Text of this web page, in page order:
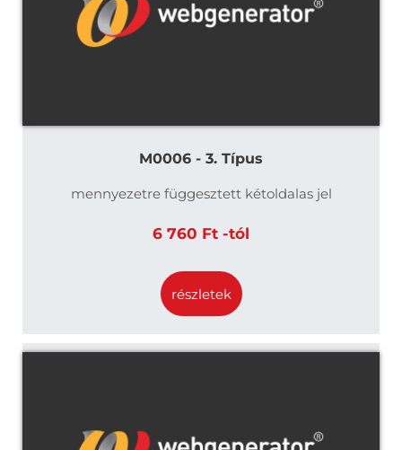
M0006 - 3. Típus
mennyezetre függesztett kétoldalas jel
6 760 Ft -tól
részletek